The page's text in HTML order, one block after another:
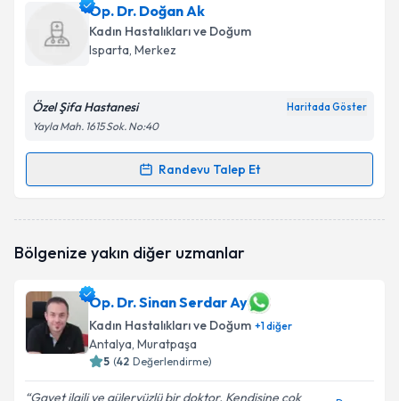
Takvim Talebini Gönder
Op. Dr. Kadriye Karadağ Tanrıverdi
takvimi talebi oluşturun. Size bu uzmandan randevu
almanız için bir takvim hazırlandığında e-posta ile
bilgilendireceğiz.
E-posta Adresiniz
Kişisel verilerimin işlenmesine ilişkinAydınlatma
kapsamda işlenmesini kabul ediyorum.
Op. Dr. Doğan Ak
Kadın Hastalıkları ve Doğum
Isparta, Merkez
Özel Şifa Hastanesi Haritada Göster
Yayla Mah. 1615 Sok. No:40
Randevu Talep Et
Randevu Takvimi Talebi
oluşturun. Size bu uzmandan randevu almanız için bir
E-posta Adresiniz
Kişisel verilerimin işlenmesine ilişkinAydınlatma
Bölgenize yakın diğer uzmanlar
Op. Dr. Sinan Serdar Ay
Kadın Hastalıkları ve Doğum +1diğer
Antalya, Muratpaşa
5 (42 Değerlendirme)
Gayet ilgili ve güleryüzlü bir doktor. Kendisine çok